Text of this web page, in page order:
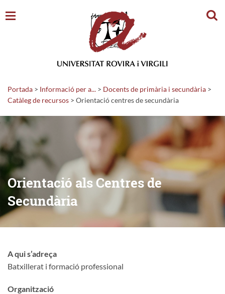
Portada > Informació per a... > Docents de primària i secundària >
Catàleg de recursos > Orientació centres de secundària
Orientació als Centres de
Secundària
A qui s’adreça
Batxillerat i formació professional
Organització